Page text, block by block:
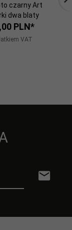
czarny Art
dwa blaty
00 PLN*
VAT